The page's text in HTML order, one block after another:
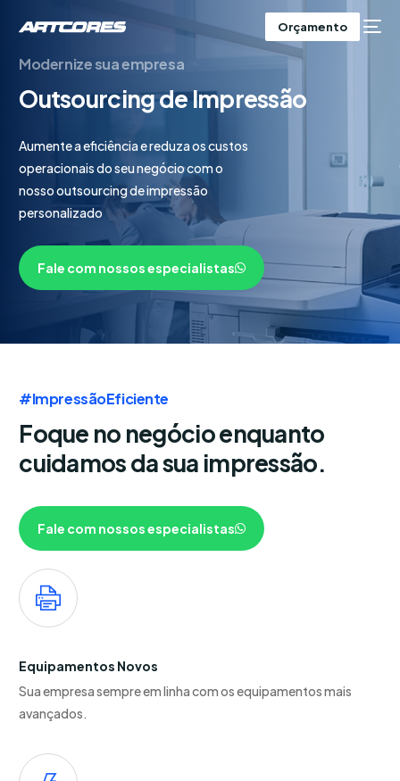
Orçamento
Modernize sua empresa
Outsourcing de Impressão
Aumente a eficiência e reduza os custos
operacionais do seu negócio com o
nosso outsourcing de impressão
personalizado
Fale com nossos especialistas
#ImpressãoEficiente
Foque no negócio enquanto
cuidamos da sua impressão.
Fale com nossos especialistas
Equipamentos Novos
Sua empresa sempre em linha com os equipamentos mais
avançados.